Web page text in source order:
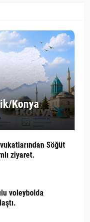
Konya
Söğüt
ziyaret.
voleybolda